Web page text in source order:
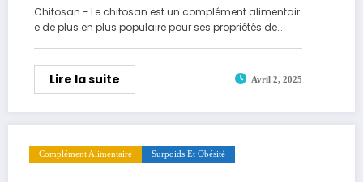
Chitosan - Le chitosan est un complément alimentair
e de plus en plus populaire pour ses propriétés de…
Lire la suite Avril 2, 2025
Complément Alimentaire Surpoids Et Obésité